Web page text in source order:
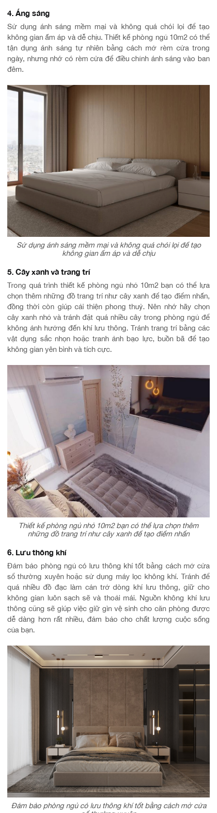
4. Áng sáng
Sử dụng ánh sáng mềm mại và không quá chói lọi để tạo
không gian ấm áp và dễ chịu. Thiết kế phòng ngủ 10m2 có thể
tận dụng ánh sáng tự nhiên bằng cách mở rèm cửa trong
ngày, nhưng nhớ có rèm cửa để điều chỉnh ánh sáng vào ban
đêm.
Sử dụng ánh sáng mềm mại và không quá chói lọi để tạo
không gian ấm áp và dễ chịu
5. Cây xanh và trang trí
Trong quá trình thiết kế phòng ngủ nhỏ 10m2 bạn có thể lựa
chọn thêm những đồ trang trí như cây xanh để tạo điểm nhấn,
đồng thời còn giúp cải thiện phong thuỷ. Nên nhớ hãy chọn
cây xanh nhỏ và tránh đặt quá nhiều cây trong phòng ngủ để
không ảnh hưởng đến khí lưu thông. Tránh trang trí bằng các
vật dụng sắc nhọn hoặc tranh ảnh bạo lực, buồn bã để tạo
không gian yên bình và tích cực.
Thiết kế phòng ngủ nhỏ 10m2 bạn có thể lựa chọn thêm
những đồ trang trí như cây xanh để tạo điểm nhấn
6. Lưu thông khí
Đảm bảo phòng ngủ có lưu thông khí tốt bằng cách mở cửa
sổ thường xuyên hoặc sử dụng máy lọc không khí. Tránh để
quá nhiều đồ đạc làm cản trở dòng khí lưu thông, giữ cho
không gian luôn sạch sẽ và thoải mái. Nguồn không khí lưu
thông cũng sẽ giúp việc giữ gìn vệ sinh cho căn phòng được
dễ dàng hơn rất nhiều, đảm bảo cho chất lượng cuộc sống
của bạn.
Đảm bảo phòng ngủ có lưu thông khí tốt bằng cách mở cửa